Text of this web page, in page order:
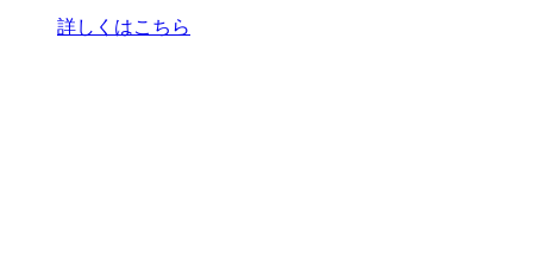
詳しくはこちら